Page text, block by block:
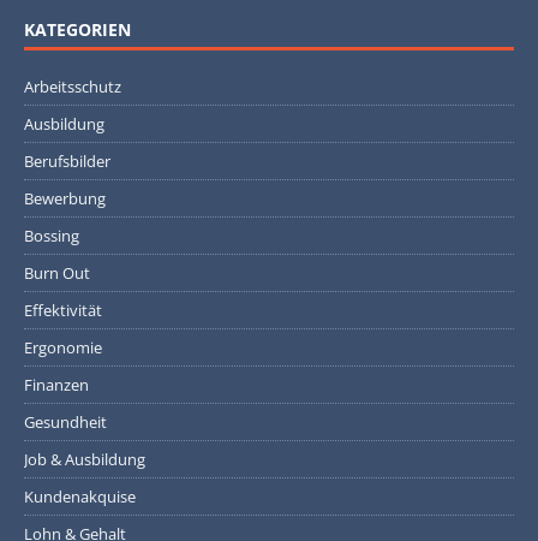
KATEGORIEN
Arbeitsschutz
Ausbildung
Berufsbilder
Bewerbung
Bossing
Burn Out
Effektivität
Ergonomie
Finanzen
Gesundheit
Job & Ausbildung
Kundenakquise
Lohn & Gehalt